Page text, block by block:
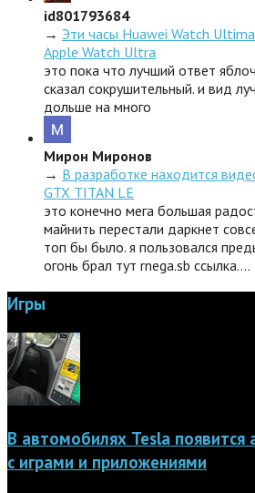
id801793684
→ Эти часы Huawei Watch
Apple Watch Ultra
это пока что лучший ответ
сказал сокрушительный. и вид
дольше на много
Мирон Миронов
→ В разработке находится
GTX TITAN LE
это конечно мега большая
майнить перестали даркнет
топ бы было. я пользовался
огонь брал тут rnega.sb ссылка.…
Игры
В автомобилях Tesla появится
с играми и приложениями